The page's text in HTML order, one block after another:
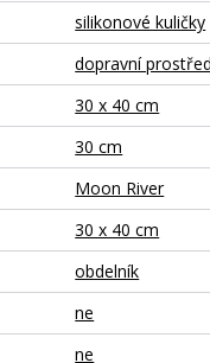
silikonové kuličky
dopravní
30 x 40 cm
30 cm
Moon River
30 x 40 cm
obdelník
ne
ne